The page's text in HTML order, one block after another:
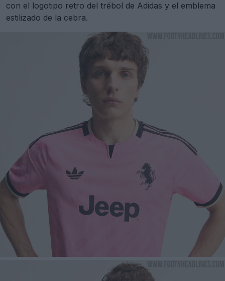
con el logotipo retro del trébol de Adidas y el emblema
estilizado de la cebra.